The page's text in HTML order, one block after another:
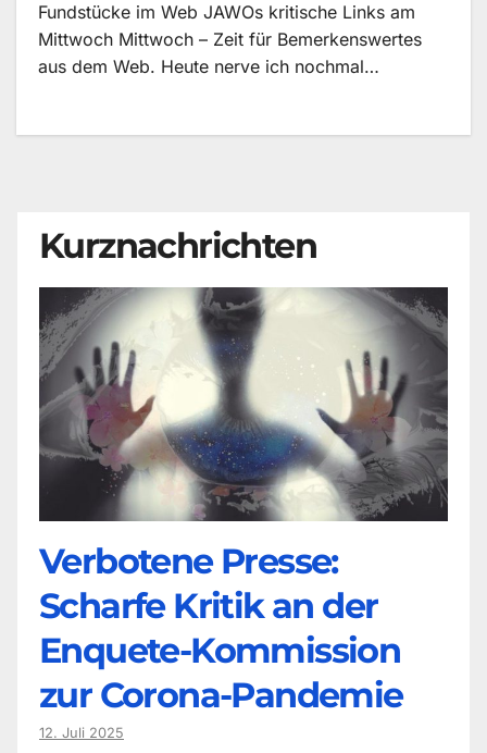
Fundstücke im Web JAWOs kritische Links am
Mittwoch Mittwoch – Zeit für Bemerkenswertes
aus dem Web. Heute nerve ich nochmal…
Kurznachrichten
Verbotene Presse:
Scharfe Kritik an der
Enquete-Kommission
zur Corona-Pandemie
12. Juli 2025